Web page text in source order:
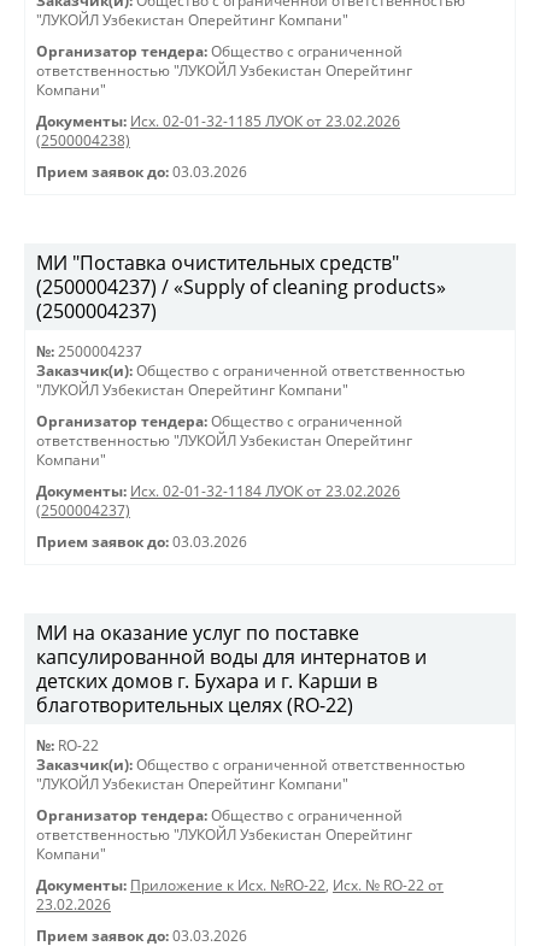
"ЛУКОЙЛ Узбекистан Оперейтинг Компани"
Организатор тендера: Общество с ограниченной
ответственностью "ЛУКОЙЛ Узбекистан Оперейтинг
Компани"
Документы: Исх. 02-01-32-1185 ЛУОК от 23.02.2026
(2500004238)
Прием заявок до: 03.03.2026
МИ "Поставка очистительных средств"
(2500004237) / «Supply of cleaning products»
(2500004237)
№: 2500004237
Заказчик(и): Общество с ограниченной ответственностью
"ЛУКОЙЛ Узбекистан Оперейтинг Компани"
Организатор тендера: Общество с ограниченной
ответственностью "ЛУКОЙЛ Узбекистан Оперейтинг
Компани"
Документы: Исх. 02-01-32-1184 ЛУОК от 23.02.2026
(2500004237)
Прием заявок до: 03.03.2026
МИ на оказание услуг по поставке
капсулированной воды для интернатов и
детских домов г. Бухара и г. Карши в
благотворительных целях (RO-22)
№: RO-22
Заказчик(и): Общество с ограниченной ответственностью
"ЛУКОЙЛ Узбекистан Оперейтинг Компани"
Организатор тендера: Общество с ограниченной
ответственностью "ЛУКОЙЛ Узбекистан Оперейтинг
Компани"
Документы: Приложение к Исх. №RO-22, Исх. № RO-22 от
23.02.2026
Прием заявок до: 03.03.2026